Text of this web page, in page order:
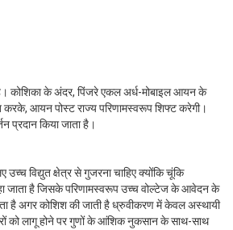
कोशिका के अंदर, पिंजरे एकल अर्ध-मोबाइल आयन के
करके, आयन पोस्ट राज्य परिणामस्वरूप शिफ्ट करेगी।
प्रदान किया जाता है।
विद्युत क्षेत्र से गुजरना चाहिए क्योंकि चूंकि
जाता है जिसके परिणामस्वरूप उच्च वोल्टेज के आवेदन के
है अगर कोशिश की जाती हैध्रुवीकरण में केवल अस्थायी
को लागू होने पर गुणों के आंशिक नुकसान के साथ-साथ